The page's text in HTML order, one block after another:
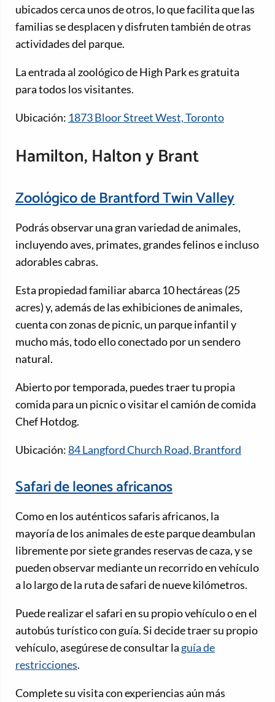
ubicados cerca unos de otros, lo que facilita que las
familias se desplacen y disfruten también de otras
actividades del parque.
La entrada al zoológico de High Park es gratuita
para todos los visitantes.
Ubicación: 1873 Bloor Street West, Toronto
Hamilton, Halton y Brant
Zoológico de Brantford Twin Valley
Podrás observar una gran variedad de animales,
incluyendo aves, primates, grandes felinos e incluso
adorables cabras.
Esta propiedad familiar abarca 10 hectáreas (25
acres) y, además de las exhibiciones de animales,
cuenta con zonas de picnic, un parque infantil y
mucho más, todo ello conectado por un sendero
natural.
Abierto por temporada, puedes traer tu propia
comida para un picnic o visitar el camión de comida
Chef Hotdog.
Ubicación:84 Langford Church Road, Brantford
Safari de leones africanos
Como en los auténticos safaris africanos, la
mayoría de los animales de este parque deambulan
libremente por siete grandes reservas de caza, y se
pueden observar mediante un recorrido en vehículo
a lo largo de la ruta de safari de nueve kilómetros.
Puede realizar el safari en su propio vehículo o en el
autobús turístico con guía. Si decide traer su propio
vehículo, asegúrese de consultar la guía de
restricciones.
Complete su visita con experiencias aún más